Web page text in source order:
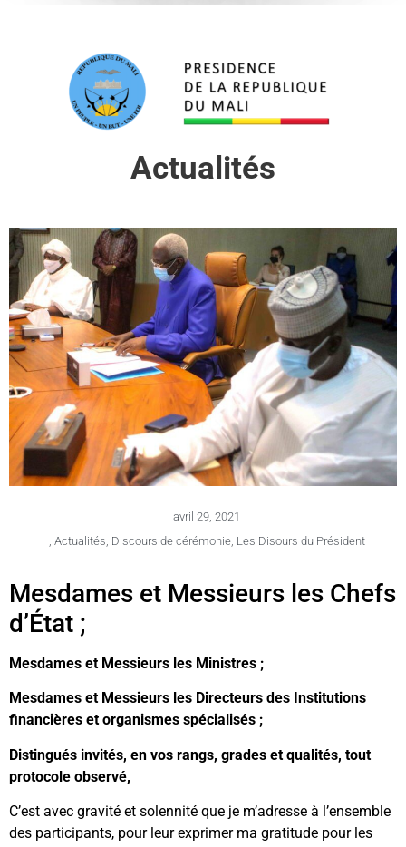
Actualités
avril 29, 2021
Actualités Discours de cérémonie, Les Disours du Président
Mesdames et Messieurs les Chefs
d’État ;
Mesdames et Messieurs les Ministres ;
Mesdames et Messieurs les Directeurs des Institutions
financières et organismes spécialisés ;
Distingués invités, en vos rangs, grades et qualités, tout
protocole observé,
C’est avec gravité et solennité que je m’adresse à l’ensemble
des participants, pour leur exprimer ma gratitude pour les